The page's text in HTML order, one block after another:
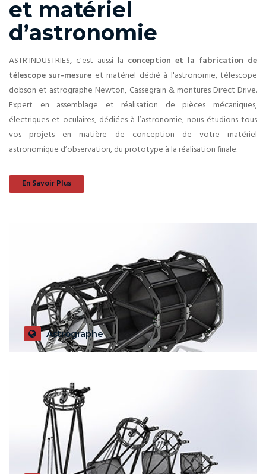
et matériel
d’astronomie
ASTR'INDUSTRIES, c'est aussi la conception et la fabrication de
télescope sur-mesure et matériel dédié à l'astronomie, télescope
dobson et astrographe Newton, Cassegrain & montures Direct Drive.
Expert en assemblage et réalisation de pièces mécaniques,
électriques et oculaires, dédiées à l’astronomie, nous étudions tous
vos projets en matière de conception de votre matériel
astronomique d’observation, du prototype à la réalisation finale.
En Savoir Plus
Astrographe